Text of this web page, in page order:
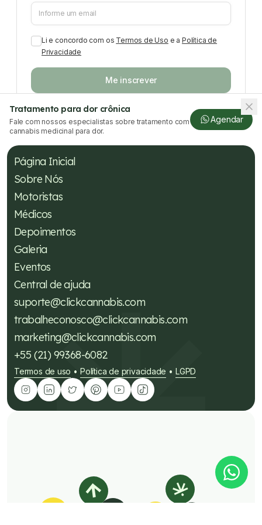
Li e concordo com os Termos de Uso e a Política de
Privacidade
Me inscrever
Tratamento para dor crônica
Fale com nossos especialistas sobre tratamento com
cannabis medicinal para dor.
Agendar
Página Inicial
Sobre Nós
Motoristas
Médicos
Depoimentos
Galeria
Eventos
Central de ajuda
suporte@clickcannabis.com
trabalheconosco@clickcannabis.com
marketing@clickcannabis.com
+55 (21) 99368-6082
Termos de uso • Política de privacidade • LGPD